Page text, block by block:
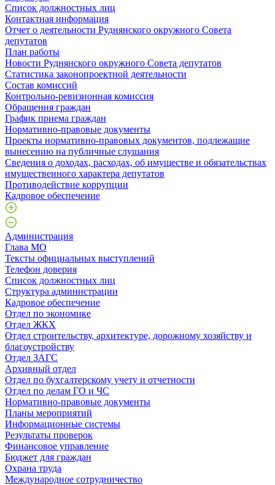
Список должностных лиц
Контактная информация
Отчет о деятельности Руднянского окружного Совета
депутатов
План работы
Новости Руднянского окружного Совета депутатов
Статистика законопроектной деятельности
Состав комиссий
Контрольно-ревизионная комиссия
Обращения граждан
График приема граждан
Нормативно-правовые документы
Проекты нормативно-правовых документов, подлежащие
вынесению на публичные слушания
Сведения о доходах, расходах, об имуществе и обязательствах
имущественного характера депутатов
Противодействие коррупции
Кадровое обеспечение
Администрация
Глава МО
Тексты официальных выступлений
Телефон доверия
Список должностных лиц
Структура администрации
Кадровое обеспечение
Отдел по экономике
Отдел ЖКХ
Отдел строительству, архитектуре, дорожному хозяйству и
благоустройству
Отдел ЗАГС
Архивный отдел
Отдел по бухгалтерскому учету и отчетности
Отдел по делам ГО и ЧС
Нормативно-правовые документы
Планы мероприятий
Информационные системы
Результаты проверок
Финансовое управление
Бюджет для граждан
Охрана труда
Международное сотрудничество